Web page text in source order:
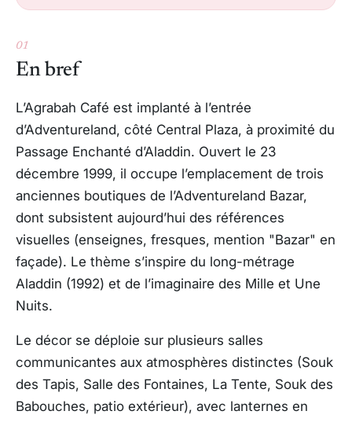
01
En bref
L’Agrabah Café est implanté à l’entrée
d’Adventureland, côté Central Plaza, à proximité du
Passage Enchanté d’Aladdin. Ouvert le 23
décembre 1999, il occupe l’emplacement de trois
anciennes boutiques de l’Adventureland Bazar,
dont subsistent aujourd’hui des références
visuelles (enseignes, fresques, mention "Bazar" en
façade). Le thème s’inspire du long-métrage
Aladdin (1992) et de l’imaginaire des Mille et Une
Nuits.
Le décor se déploie sur plusieurs salles
communicantes aux atmosphères distinctes (Souk
des Tapis, Salle des Fontaines, La Tente, Souk des
Babouches, patio extérieur), avec lanternes en